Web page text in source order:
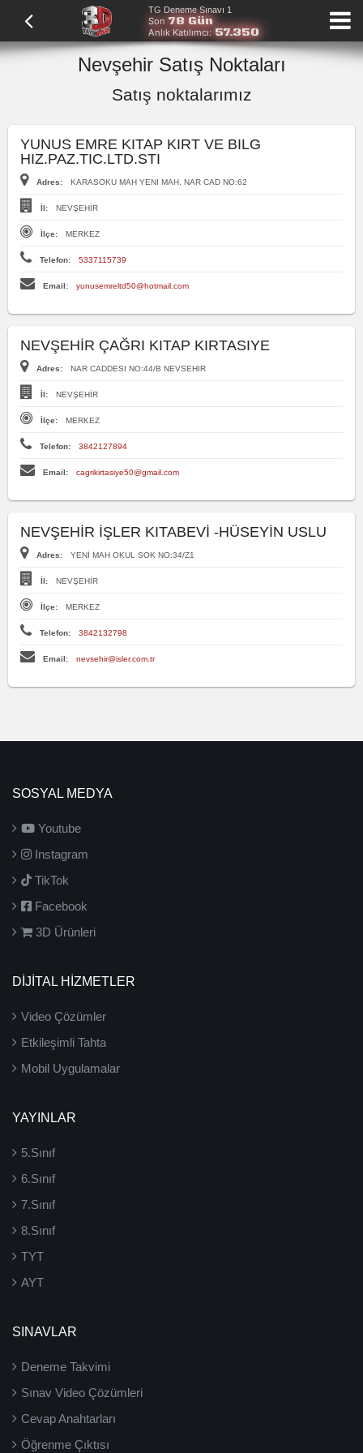
TG Deneme Sınavı 1
Son 78 Gün
Anlık Katılımcı:57.350
Nevşehir Satış Noktaları
Satış noktalarımız
YUNUS EMRE KITAP KIRT VE BILG
HIZ.PAZ.TIC.LTD.STI
Adres: KARASOKU MAH YENI MAH. NAR CAD NO:62
İl: NEVŞEHİR
İlçe: MERKEZ
Telefon: 5337115739
Email: yunusemreltd50@hotmail.com
NEVŞEHİR ÇAĞRI KITAP KIRTASIYE
Adres: NAR CADDESI NO:44/B NEVSEHIR
İl: NEVŞEHİR
İlçe: MERKEZ
Telefon: 3842127894
Email: cagrikirtasiye50@gmail.com
NEVŞEHİR İŞLER KITABEVİ -HÜSEYİN USLU
Adres: YENİ MAH OKUL SOK NO:34/Z1
İl: NEVŞEHİR
İlçe: MERKEZ
Telefon: 3842132798
Email: nevsehir@isler.com.tr
SOSYAL MEDYA
Youtube
Instagram
TikTok
Facebook
3D Ürünleri
DİJİTAL HİZMETLER
Video Çözümler
Etkileşimli Tahta
Mobil Uygulamalar
YAYINLAR
5.Sınıf
6.Sınıf
7.Sınıf
8.Sınıf
TYT
AYT
SINAVLAR
Deneme Takvimi
Sınav Video Çözümleri
Cevap Anahtarları
Öğrenme Çıktısı